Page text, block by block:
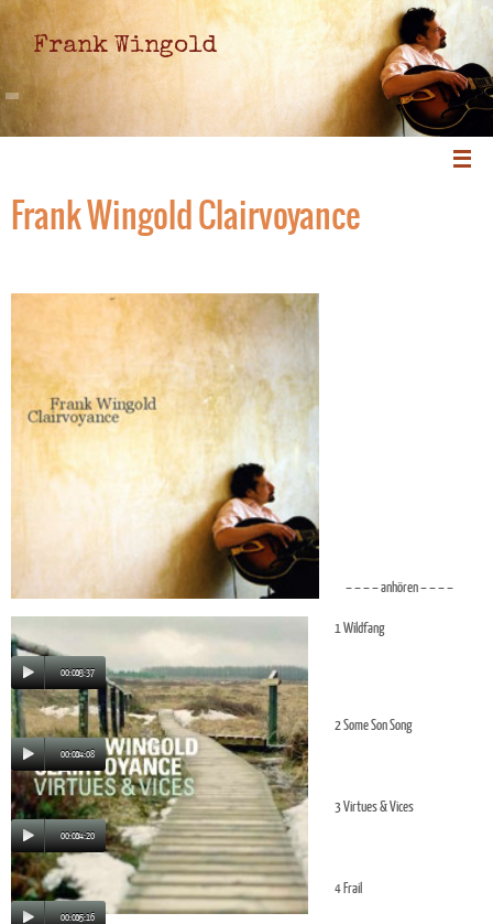
Frank Wingold
Frank Wingold Clairvoyance
– – – – anhören – – – –
1 Wildfang
00:0003:37
2 Some Son Song
00:0004:08
3 Virtues & Vices
00:0004:20
4 Frail
00:0005:16